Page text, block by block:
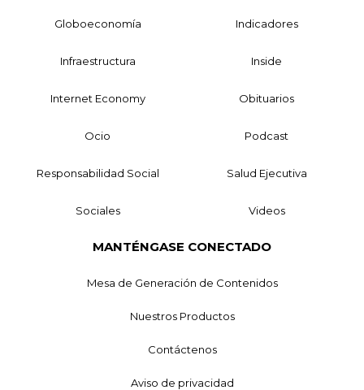
Globoeconomía Indicadores
Infraestructura Inside
Internet Economy Obituarios
Ocio Podcast
Responsabilidad Social Salud Ejecutiva
Sociales Videos
MANTÉNGASE CONECTADO
Mesa de Generación de Contenidos
Nuestros Productos
Contáctenos
Aviso de privacidad